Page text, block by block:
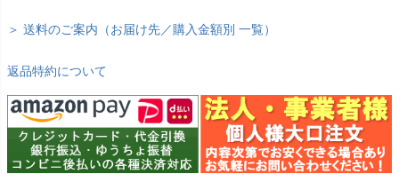
＞ 送料のご案内（お届け先／購入金額別 一覧）
返品特約について